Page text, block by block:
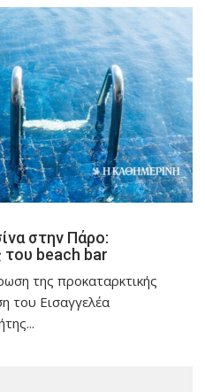
στην Πάρο:
του beach bar
της προκαταρκτικής
του Εισαγγελέα